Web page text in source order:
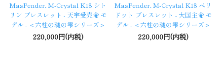
MasPender. M-Crystal K18 シト
リン ブレスレット - 天宇受売命 モ
デル - ＜六柱の魂の雫シリーズ＞
220,000円(内税)
MasPender. M-Crystal K18 ペリ
ドット ブレスレット - 大国主命 モ
デル - ＜六柱の魂の雫シリーズ＞
220,000円(内税)